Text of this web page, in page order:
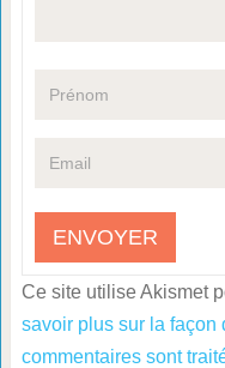
Ce site utilise Akismet
savoir plus sur la façon
commentaires sont